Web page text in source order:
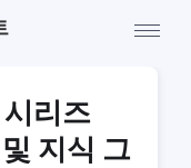
시리즈
지식 그